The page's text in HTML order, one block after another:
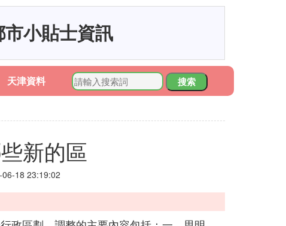
小貼士資訊
天津資料
搜索
新的區
18 23:19:02